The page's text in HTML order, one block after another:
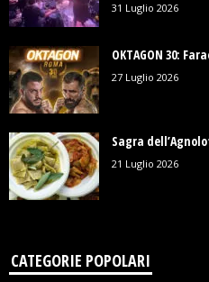
31 Luglio 2026
OKTAGON 30:
27 Luglio 2026
Sagra
21 Luglio 2026
CATEGORIE POPOLARI